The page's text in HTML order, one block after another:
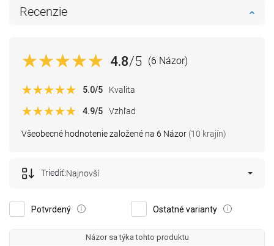
Recenzie
4.8/5 (6 Názor)
Všeobecné hodnotenie založené na 6 Názor (10 krajín)
5.0/5 Kvalita
4.9/5 Vzhľad
Potvrdený Ostatné varianty
Triediť:Najnovší
Názor sa týka tohto produktu